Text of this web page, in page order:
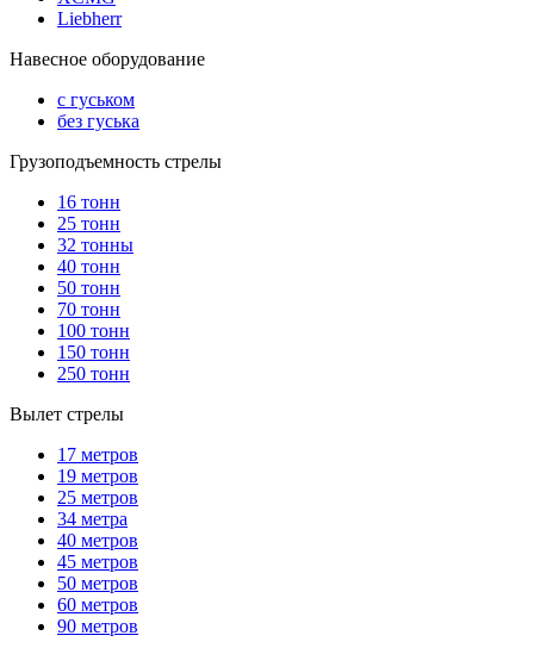
Liebherr
Навесное оборудование
с гуськом
без гуська
Грузоподъемность стрелы
16 тонн
25 тонн
32 тонны
40 тонн
50 тонн
70 тонн
100 тонн
150 тонн
250 тонн
Вылет стрелы
17 метров
19 метров
25 метров
34 метра
40 метров
45 метров
50 метров
60 метров
90 метров